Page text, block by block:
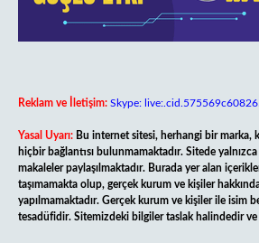
Reklam ve İletişim: Skype:
Yasal Uyarı: Bu internet sitesi, herhangi bir marka,
hiçbir bağlantısı bulunmamaktadır. Sitede yalnızca
makaleler paylaşılmaktadır. Burada yer alan
taşımamakta olup, gerçek kurum ve kişiler
yapılmamaktadır. Gerçek kurum ve kişiler ile isim
tesadüfidir. Sitemizdeki bilgiler taslak halindedir ve